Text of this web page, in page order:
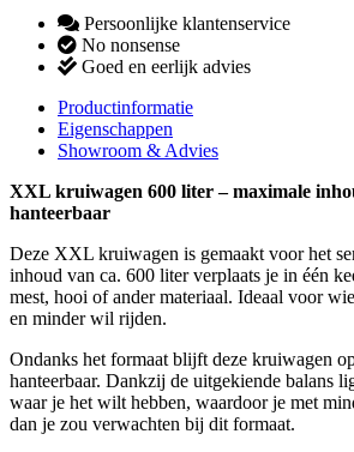
Persoonlijke klantenservice
No nonsense
Goed en eerlijk advies
Productinformatie
Eigenschappen
Showroom & Advies
XXL kruiwagen 600 liter – maximale
hanteerbaar
Deze XXL kruiwagen is gemaakt voor het
inhoud van ca. 600 liter verplaats je in één
mest, hooi of ander materiaal. Ideaal voor
en minder wil rijden.
Ondanks het formaat blijft deze kruiwagen
hanteerbaar. Dankzij de uitgekiende balans
waar je het wilt hebben, waardoor je met
dan je zou verwachten bij dit formaat.